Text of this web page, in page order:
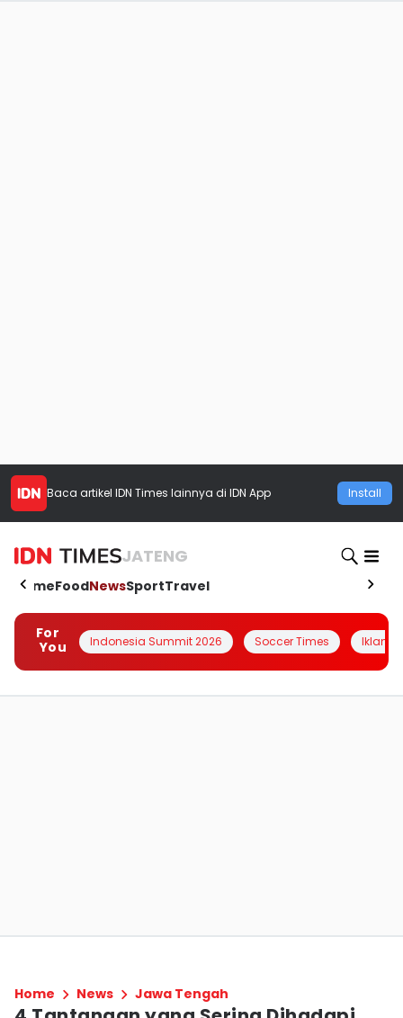
Baca artikel IDN Times lainnya di IDN App Install
JATENG
HomeFoodNewsSportTravel
For
You
Indonesia Summit 2026 Soccer Times Iklanin
Home News Jawa Tengah